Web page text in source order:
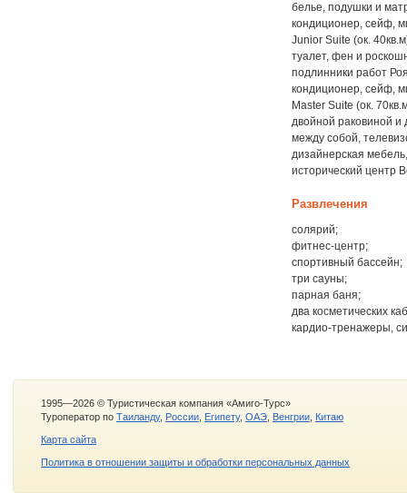
белье, подушки и
кондиционер, сейф,
Junior Suite (ок.
туалет, фен и
подлинники работ
кондиционер, сейф,
Master Suite (ок.
двойной раковиной
между собой,
дизайнерская
исторический центр
Развлечения
солярий;
фитнес-центр;
спортивный бассейн;
три сауны;
парная баня;
два косметических
кардио-тренажеры,
1995—2026 © Туристическая компания «Амиго-Турс»
Туроператор по Таиланду, России Египету, ОАЭ Венгрии Китаю
Карта сайта
Политика в отношении защиты и обработки персональных данных